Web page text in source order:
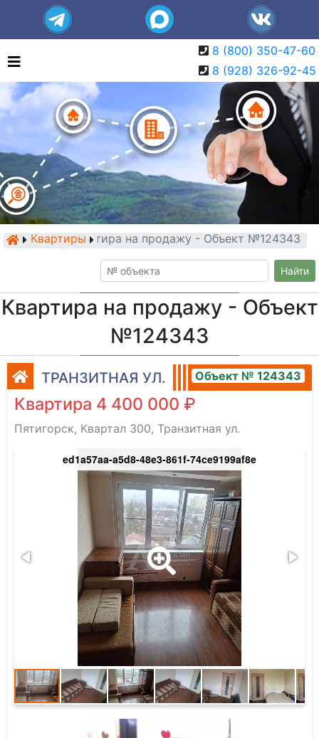
8 (800) 350-47-60
8 (928) 326-92-45
КвартирыКвартира на продажу - Объект №124343
Найти
Квартира на продажу - Объект
№124343
ТРАНЗИТНАЯ УЛ. Объект № 124343
Квартира 4 400 000 ₽
Пятигорск, Квартал 300, Транзитная ул.
ed1a57aa-a5d8-48e3-861f-74ce9199af8e